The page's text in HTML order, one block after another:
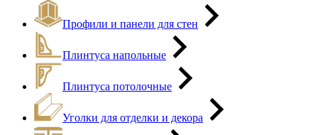
Профили и панели для стен
Плинтуса напольные
Плинтуса потолочные
Уголки для отделки и декора